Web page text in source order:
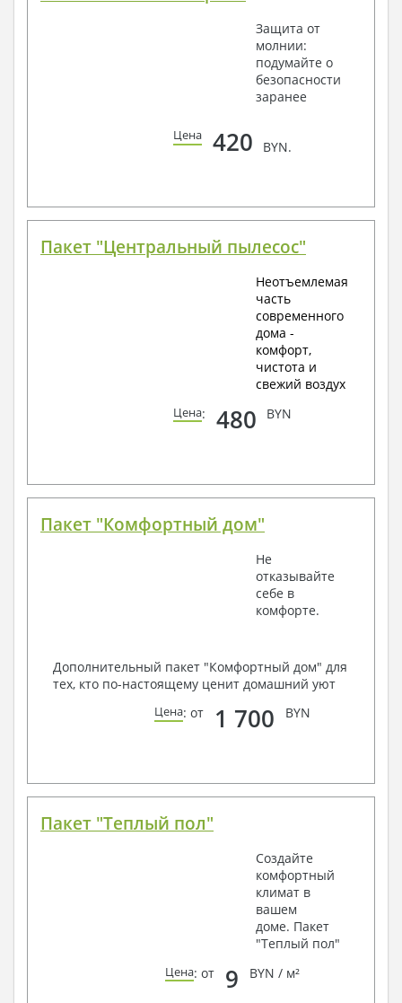
Защита от
молнии:
подумайте о
безопасности
заранее
Цена 420 BYN.
Пакет "Центральный пылесос"
Неотъемлемая
часть
современного
дома -
комфорт,
чистота и
свежий воздух
Цена: 480 BYN
Пакет "Комфортный дом"
Не
отказывайте
себе в
комфорте.
Дополнительный пакет "Комфортный дом" для
тех, кто по-настоящему ценит домашний уют
Цена: от 1 700 BYN
Пакет "Теплый пол"
Создайте
комфортный
климат в
вашем
доме. Пакет
"Теплый пол"
Цена: от 9 BYN / м²